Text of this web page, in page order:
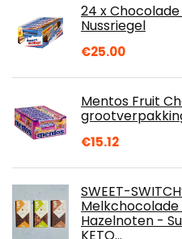
24 x
Nussriegel
€25.00
Mentos Fruit
€15.12
SWEET-
Hazelnoten -
KETO…